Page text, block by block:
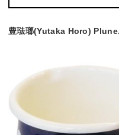
豊琺瑯(Yutaka Horo)